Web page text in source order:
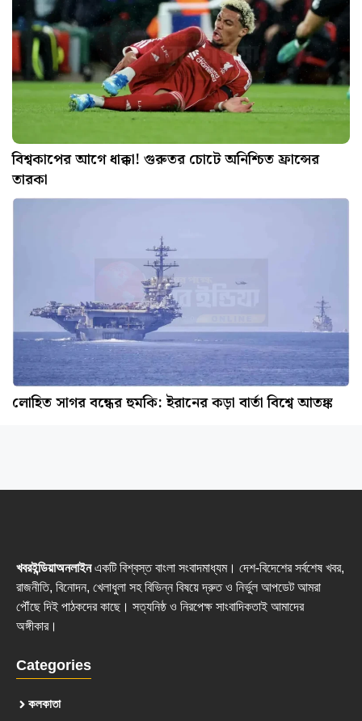
বিশ্বকাপের আগে ধাক্কা! গুরুতর চোটে অনিশ্চিত ফ্রান্সের
তারকা
লোহিত সাগর বন্ধের হুমকি: ইরানের কড়া বার্তা বিশ্বে আতঙ্ক
খবরইন্ডিয়াঅনলাইনএকটি বিশ্বস্ত বাংলা সংবাদমাধ্যম। দেশ-বিদেশের সর্বশেষ খবর,
রাজনীতি, বিনোদন, খেলাধুলা সহ বিভিন্ন বিষয়ে দ্রুত ও নির্ভুল আপডেট আমরা
পৌঁছে দিই পাঠকদের কাছে। সত্যনিষ্ঠ ও নিরপেক্ষ সাংবাদিকতাই আমাদের
অঙ্গীকার।
Categories
কলকাতা